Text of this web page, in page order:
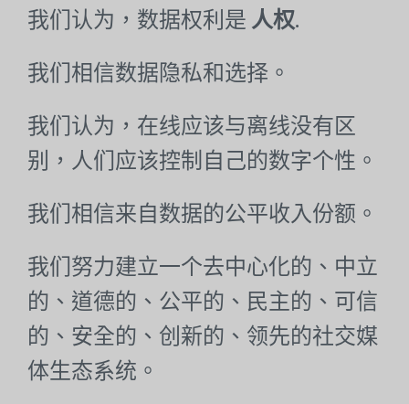
我们认为，数据权利是 人权.
我们相信数据隐私和选择。
我们认为，在线应该与离线没有区
别，人们应该控制自己的数字个性。
我们相信来自数据的公平收入份额。
我们努力建立一个去中心化的、中立
的、道德的、公平的、民主的、可信
的、安全的、创新的、领先的社交媒
体生态系统。